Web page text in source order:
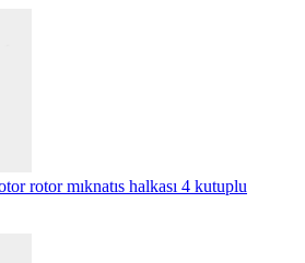
rotor mıknatıs halkası 4 kutuplu